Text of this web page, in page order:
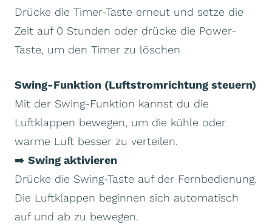
Drücke die Timer-Taste erneut und setze die
Zeit auf 0 Stunden oder drücke die Power-
Taste, um den Timer zu löschen
Swing-Funktion (Luftstromrichtung steuern)
Mit der Swing-Funktion kannst du die
Luftklappen bewegen, um die kühle oder
warme Luft besser zu verteilen.
➡️ Swing aktivieren
Drücke die Swing-Taste auf der Fernbedienung.
Die Luftklappen beginnen sich automatisch
auf und ab zu bewegen.